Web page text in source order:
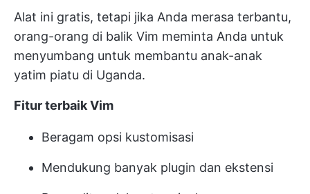
Alat ini gratis, tetapi jika Anda merasa terbantu,
orang-orang di balik Vim meminta Anda untuk
menyumbang untuk membantu anak-anak
yatim piatu di Uganda.
Fitur terbaik Vim
Beragam opsi kustomisasi
Mendukung banyak plugin dan ekstensi